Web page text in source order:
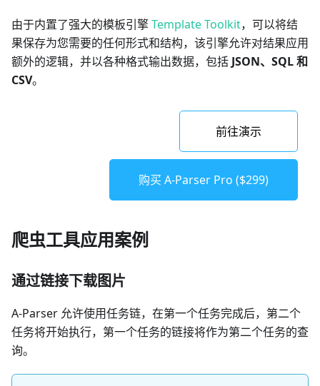
由于内置了强大的模板引擎Template Toolkit，可以将结
果保存为您需要的任何形式和结构，该引擎允许对结果应用
额外的逻辑，并以各种格式输出数据，包括 JSON、SQL 和
CSV。
前往演示
购买 A-Parser Pro ($299)
爬虫工具应用案例
通过链接下载图片
A-Parser 允许使用任务链，在第一个任务完成后，第二个
任务将开始执行，第一个任务的链接将作为第二个任务的查
询。